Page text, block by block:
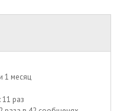
1 месяц
11 раз